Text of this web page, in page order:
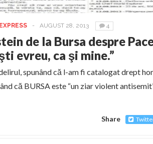
EXPRESS - AUGUST 28, 2013 4
de la Bursa despre
evreu, ca şi mine.”
spunând că l-am fi catalogat drept
că BURSA este “un ziar violent
Share